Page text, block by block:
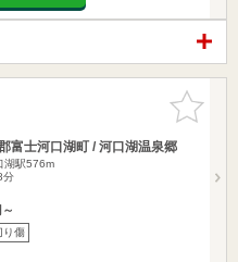
お気に入
りに追加
富士河口湖町 / 河口湖温泉郷
湖駅576m
分
り傷